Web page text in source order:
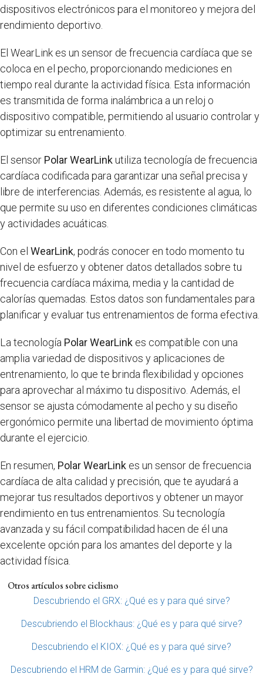
dispositivos electrónicos para el monitoreo y mejora del
rendimiento deportivo.
El WearLink es un sensor de frecuencia cardíaca que se
coloca en el pecho, proporcionando mediciones en
tiempo real durante la actividad física. Esta información
es transmitida de forma inalámbrica a un reloj o
dispositivo compatible, permitiendo al usuario controlar y
optimizar su entrenamiento.
El sensor Polar WearLinkutiliza tecnología de frecuencia
cardíaca codificada para garantizar una señal precisa y
libre de interferencias. Además, es resistente al agua, lo
que permite su uso en diferentes condiciones climáticas
y actividades acuáticas.
Con el WearLink, podrás conocer en todo momento tu
nivel de esfuerzo y obtener datos detallados sobre tu
frecuencia cardíaca máxima, media y la cantidad de
calorías quemadas. Estos datos son fundamentales para
planificar y evaluar tus entrenamientos de forma efectiva.
La tecnología Polar WearLink es compatible con una
amplia variedad de dispositivos y aplicaciones de
entrenamiento, lo que te brinda flexibilidad y opciones
para aprovechar al máximo tu dispositivo. Además, el
sensor se ajusta cómodamente al pecho y su diseño
ergonómico permite una libertad de movimiento óptima
durante el ejercicio.
En resumen, Polar WearLink es un sensor de frecuencia
cardíaca de alta calidad y precisión, que te ayudará a
mejorar tus resultados deportivos y obtener un mayor
rendimiento en tus entrenamientos. Su tecnología
avanzada y su fácil compatibilidad hacen de él una
excelente opción para los amantes del deporte y la
actividad física.
Otros artículos sobre ciclismo
Descubriendo el GRX: ¿Qué es y para qué sirve?
Descubriendo el Blockhaus: ¿Qué es y para qué sirve?
Descubriendo el KIOX: ¿Qué es y para qué sirve?
Descubriendo el HRM de Garmin: ¿Qué es y para qué sirve?